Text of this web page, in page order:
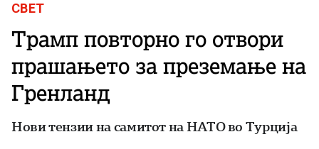
СВЕТ
Трамп повторно го отвори
прашањето за преземање на
Гренланд
Нови тензии на самитот на НАТО во Турција